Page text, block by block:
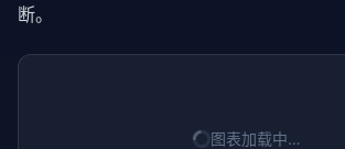
断。
图表加载中…